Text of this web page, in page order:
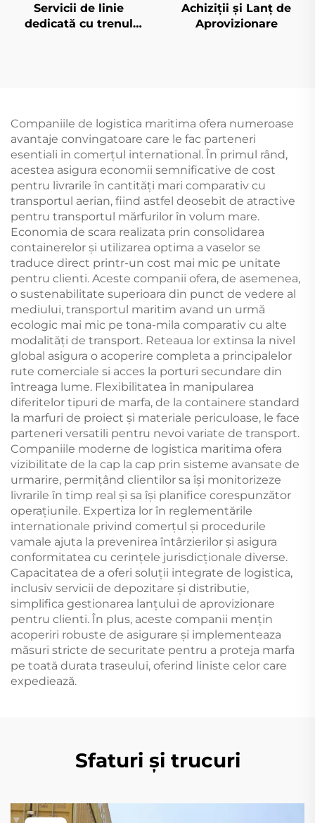
Servicii de linie
dedicată cu trenul
Achiziții și Lanț de
Aprovizionare
Companiile de logistica maritima ofera numeroase
avantaje convingatoare care le fac parteneri
esentiali in comerțul international. În primul rând,
acestea asigura economii semnificative de cost
pentru livrarile în cantități mari comparativ cu
transportul aerian, fiind astfel deosebit de atractive
pentru transportul mărfurilor în volum mare.
Economia de scara realizata prin consolidarea
containerelor și utilizarea optima a vaselor se
traduce direct printr-un cost mai mic pe unitate
pentru clienti. Aceste companii ofera, de asemenea,
o sustenabilitate superioara din punct de vedere al
mediului, transportul maritim avand un urmă
ecologic mai mic pe tona-mila comparativ cu alte
modalități de transport. Reteaua lor extinsa la nivel
global asigura o acoperire completa a principalelor
rute comerciale si acces la porturi secundare din
întreaga lume. Flexibilitatea în manipularea
diferitelor tipuri de marfa, de la containere standard
la marfuri de proiect și materiale periculoase, le face
parteneri versatili pentru nevoi variate de transport.
Companiile moderne de logistica maritima ofera
vizibilitate de la cap la cap prin sisteme avansate de
urmarire, permițând clientilor sa își monitorizeze
livrarile în timp real și sa își planifice corespunzător
operațiunile. Expertiza lor în reglementările
internationale privind comerțul și procedurile
vamale ajuta la prevenirea întârzierilor și asigura
conformitatea cu cerințele jurisdicționale diverse.
Capacitatea de a oferi soluții integrate de logistica,
inclusiv servicii de depozitare și distributie,
simplifica gestionarea lanțului de aprovizionare
pentru clienti. În plus, aceste companii mențin
acoperiri robuste de asigurare și implementeaza
măsuri stricte de securitate pentru a proteja marfa
pe toată durata traseului, oferind liniste celor care
expediează.
Sfaturi și trucuri